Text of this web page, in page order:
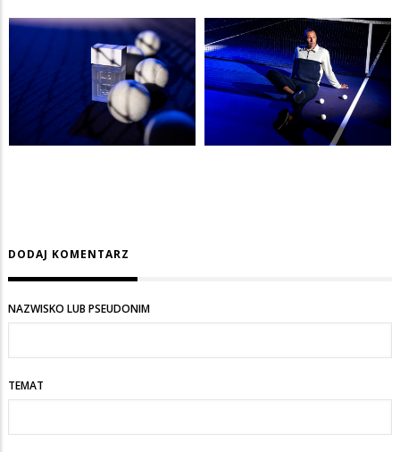
DODAJ KOMENTARZ
NAZWISKO LUB PSEUDONIM
TEMAT